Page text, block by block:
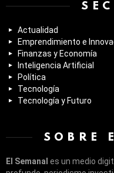
Actualidad
Emprendimiento e
Finanzas y Economía
Inteligencia Artificial
Política
Tecnología
Tecnología y Futuro
SOBRE
El Semanal es un medio